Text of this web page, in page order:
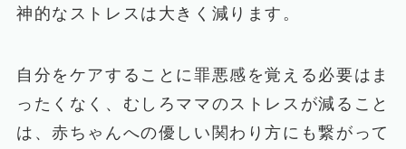
神的なストレスは大きく減ります。
自分をケアすることに罪悪感を覚える必要はま
ったくなく、むしろママのストレスが減ること
は、赤ちゃんへの優しい関わり方にも繋がって